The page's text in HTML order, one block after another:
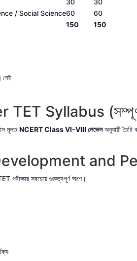
30
30
/ Social Science60
60
150 150
Syllabus (সম্পূর্ণ
মূলতNCERT Class VI-VIII লেভেলঅনুযায়ী তৈরি
and
পরীক্ষার সবচেয়ে গুরুত্বপূর্ণ অংশ।